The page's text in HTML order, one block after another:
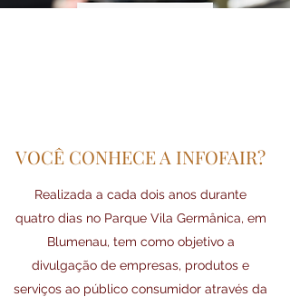
VOCÊ CONHECE A INFOFAIR?
Realizada a cada dois anos durante
quatro dias no Parque Vila Germânica, em
Blumenau, tem como objetivo a
divulgação de empresas, produtos e
serviços ao público consumidor através da